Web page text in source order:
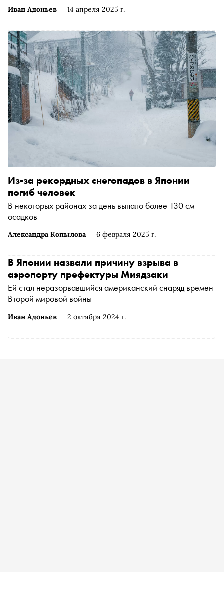
Иван Адоньев 14 апреля 2025 г.
Александра Копылова 6 февраля 2025 г.
Из-за рекордных снегопадов в Японии
погиб человек
В некоторых районах за день выпало более 130 см
осадков
Иван Адоньев 2 октября 2024 г.
В Японии назвали причину взрыва в
аэропорту префектуры Миядзаки
Ей стал неразорвавшийся американский снаряд времен
Второй мировой войны